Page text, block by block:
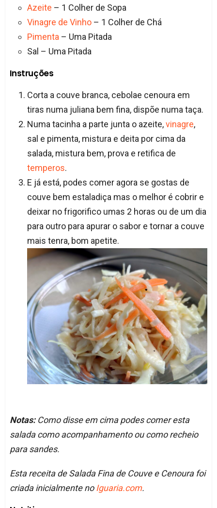
Azeite – 1 Colher de Sopa
Vinagre de Vinho– 1 Colher de Chá
Pimenta– Uma Pitada
Sal – Uma Pitada
Instruções
Corta a couve branca, cebolae cenoura em
tiras numa juliana bem fina, dispõe numa taça.
Numa tacinha a parte junta o azeite,vinagre,
sal e pimenta, mistura e deita por cima da
salada, mistura bem, prova e retifica de
temperos.
E já está, podes comer agora se gostas de
couve bem estaladiça mas o melhor é cobrir e
deixar no frigorifico umas 2 horas ou de um dia
para outro para apurar o sabor e tornar a couve
mais tenra, bom apetite.
Notas:Como disse em cima podes comer esta
salada como acompanhamento ou como recheio
para sandes.
Esta receita de Salada Fina de Couve e Cenoura foi
criada inicialmente no Iguaria.com.